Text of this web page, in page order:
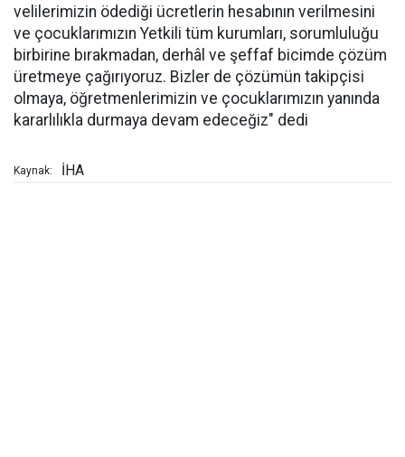
velilerimizin ödediği ücretlerin hesabının verilmesini
ve çocuklarımızın Yetkili tüm kurumları, sorumluluğu
birbirine bırakmadan, derhâl ve şeffaf bicimde çözüm
üretmeye çağırıyoruz. Bizler de çözümün takipçisi
olmaya, öğretmenlerimizin ve çocuklarımızın yanında
kararlılıkla durmaya devam edeceğiz" dedi
Kaynak: İHA